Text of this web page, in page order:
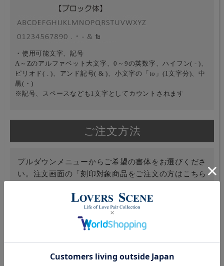
・使用可能文字、記号
A～Zのアルファベット大文字、0～9の英数字、ハイフン( - )、
ピリオド( . )、アンド記号( & )、小文字の「to」(1文字分)、中
黒(・)
※記号、スペースなども1文字としてカウントされます
ご注文方法
プルダウンメニューからご希望の書体をお選びくださ
い。注文画面の「刻印対象商品をご注文の方はこちら
商品を2個以上お買い上げの場合は、刻印対象商品が
分かるようご併記お願い致します。例「レディース：
○○○○」「メンズ：○○○○」など